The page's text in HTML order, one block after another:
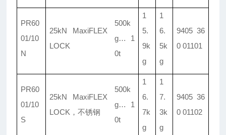
PR60
01/10
N
25kN MaxiFLEX
LOCK
500k
g…
1
0t
1
5.
9k
g
1
6.
5k
g
9405 36
0 01101
PR60
01/10
S
25kN MaxiFLEX
LOCK ，不锈钢
500k
g…
1
0t
1
6.
7k
g
1
7.
3k
g
9405 36
0 01102